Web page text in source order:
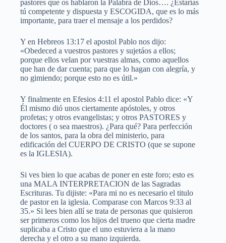
pastores que os hablaron la Palabra de Dios…. ¿Estarías
tú competente y dispuesta y ESCOGIDA, que es lo más
importante, para traer el mensaje a los perdidos?
Y en Hebreos 13:17 el apostol Pablo nos dijo:
«Obedeced a vuestros pastores y sujetáos a ellos;
porque ellos velan por vuestras almas, como aquellos
que han de dar cuenta; para que lo hagan con alegría, y
no gimiendo; porque esto no es útil.»
Y finalmente en Efesios 4:11 el apostol Pablo dice: «Y
Él mismo dió unos ciertamente apóstoles, y otros
profetas; y otros evangelistas; y otros PASTORES y
doctores ( o sea maestros). ¿Para qué? Para perfección
de los santos, para la obra del ministerio, para
edificación del CUERPO DE CRISTO (que se supone
es la IGLESIA).
Si ves bien lo que acabas de poner en este foro; esto es
una MALA INTERPRETACION de las Sagradas
Escrituras. Tu dijiste: «Para mi no es necesario el titulo
de pastor en la iglesia. Comparase con Marcos 9:33 al
35.» Si lees bien allí se trata de personas que quisieron
ser primeros como los hijos del trueno que cierta madre
suplicaba a Cristo que el uno estuviera a la mano
derecha y el otro a su mano izquierda.